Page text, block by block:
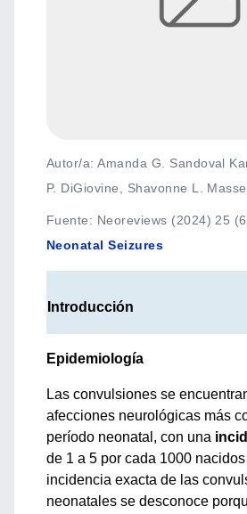
Autor/a: Amanda G. Sandoval
P. DiGiovine, Shavonne L.
Fuente: Neoreviews (2024) 25
Neonatal Seizures
Introducción
Epidemiología
Las convulsiones se
afecciones neurológicas más
período neonatal, con una
de 1 a 5 por cada 1000
incidencia exacta de las
neonatales se desconoce